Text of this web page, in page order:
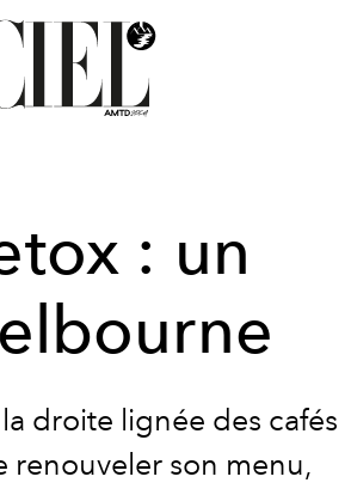
: un
droite lignée des cafés
renouveler son menu,